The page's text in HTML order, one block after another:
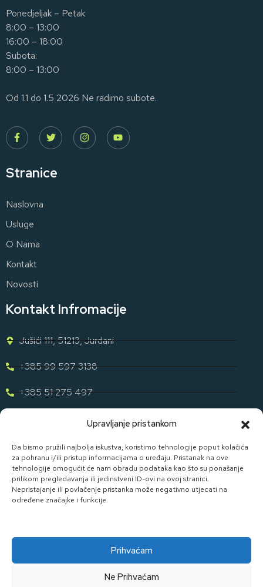
Upravljanje pristankom
Da bismo pružili najbolja iskustva, koristimo tehnologije poput kolačića
za pohranu i/ili pristup informacijama o uređaju. Pristanak na ove
tehnologije omogućit će nam obradu podataka kao što su ponašanje
prilikom pregledavanja ili jedinstveni ID-ovi na ovoj stranici.
Nepristajanje ili povlačenje pristanka može negativno utjecati na
određene značajke i funkcije.
Prihvaćam
Ne Prihvaćam
Ponedjeljak – Petak
8:00 – 13:00
16:00 – 18:00
Subota:
8:00 – 13:00
Od 1.1 do 1.5 2026 Ne radimo subote.
Stranice
Naslovna
Usluge
O Nama
Kontakt
Novosti
Kontakt Infromacije
Jušići 111, 51213, Jurdani
+385 99 597 3138
+385 51 275 497
eugen.dih@gmail.com
Naša Ponuda
Otkrijte cijelu našu ponudu u svijetu staklene ambalaže uz D. I.
H.